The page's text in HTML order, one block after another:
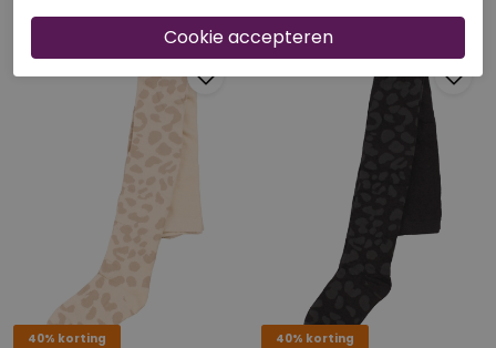
€ 4,19 € 6,99
€ 4,79 € 7,99
40% korting 40% korting